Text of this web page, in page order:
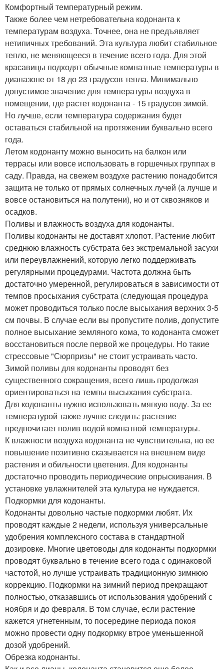
Комфортный температурный режим.
Также более чем нетребовательна кодонанта к
температурам воздуха. Точнее, она не предъявляет
нетипичных требований. Эта культура любит стабильное
тепло, не меняющееся в течение всего года. Для этой
красавицы подходят обычные комнатные температуры в
диапазоне от 18 до 23 градусов тепла. Минимально
допустимое значение для температуры воздуха в
помещении, где растет кодонанта - 15 градусов зимой.
Но лучше, если температура содержания будет
оставаться стабильной на протяжении буквально всего
года.
Летом кодонанту можно выносить на балкон или
террасы или вовсе использовать в горшечных группах в
саду. Правда, на свежем воздухе растению понадобится
защита не только от прямых солнечных лучей (а лучше и
вовсе остановиться на полутени), но и от сквозняков и
осадков.
Поливы и влажность воздуха для кодонанты.
Поливы кодонанты не доставят хлопот. Растение любит
среднюю влажность субстрата без экстремальной засухи
или переувлажнений, которую легко поддерживать
регулярными процедурами. Частота должна быть
достаточно умеренной, регулироваться в зависимости от
темпов просыхания субстрата (следующая процедура
может проводиться только после высыхания верхних 3-5
см почвы. В случае если вы пропустите полив, допустите
полное высыхание земляного кома, то кодонанта сможет
восстановиться после первой же процедуры. Но такие
стрессовые "Сюрпризы" не стоит устраивать часто.
Зимой поливы для кодонанты проводят без
существенного сокращения, всего лишь продолжая
ориентироваться на темпы высыхания субстрата.
Для кодонанты нужно использовать мягкую воду. За ее
температурой также лучше следить: растение
предпочитает полив водой комнатной температуры.
К влажности воздуха кодонанта не чувствительна, но ее
повышение позитивно сказывается на внешнем виде
растения и обильности цветения. Для кодонанты
достаточно проводить периодические опрыскивания. В
установке увлажнителей эта культура не нуждается.
Подкормки для кодонанты.
Кодонанты довольно частые подкормки любят. Их
проводят каждые 2 недели, используя универсальные
удобрения комплексного состава в стандартной
дозировке. Многие цветоводы для кодонанты подкормки
проводят буквально в течение всего года с одинаковой
частотой, но лучше устраивать традиционную зимнюю
коррекцию. Подкормки на зимний период прекращают
полностью, отказавшись от использования удобрений с
ноября и до февраля. В том случае, если растение
кажется угнетенным, то посередине периода покоя
можно провести одну подкормку втрое уменьшенной
дозой удобрений.
Обрезка кодонанты.